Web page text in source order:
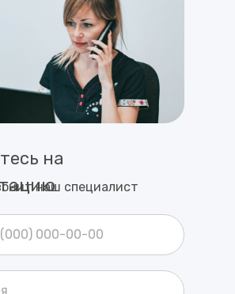
на
наш специалист